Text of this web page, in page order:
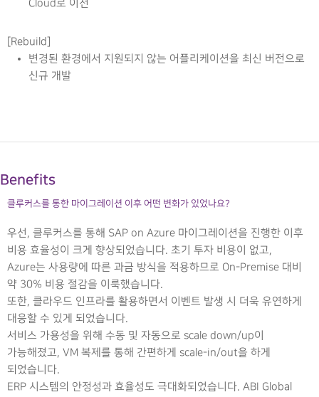
Cloud로 이전
[Rebuild]
변경된 환경에서 지원되지 않는 어플리케이션을 최신 버전으로
신규 개발
Benefits
클루커스를 통한 마이그레이션 이후 어떤 변화가 있었나요?
우선, 클루커스를 통해 SAP on Azure 마이그레이션을 진행한 이후
비용 효율성이 크게 향상되었습니다. 초기 투자 비용이 없고,
Azure는 사용량에 따른 과금 방식을 적용하므로 On-Premise 대비
약 30% 비용 절감을 이룩했습니다.
또한, 클라우드 인프라를 활용하면서 이벤트 발생 시 더욱 유연하게
대응할 수 있게 되었습니다.
서비스 가용성을 위해 수동 및 자동으로 scale down/up이
가능해졌고, VM 복제를 통해 간편하게 scale-in/out을 하게
되었습니다.
ERP 시스템의 안정성과 효율성도 극대화되었습니다. ABI Global